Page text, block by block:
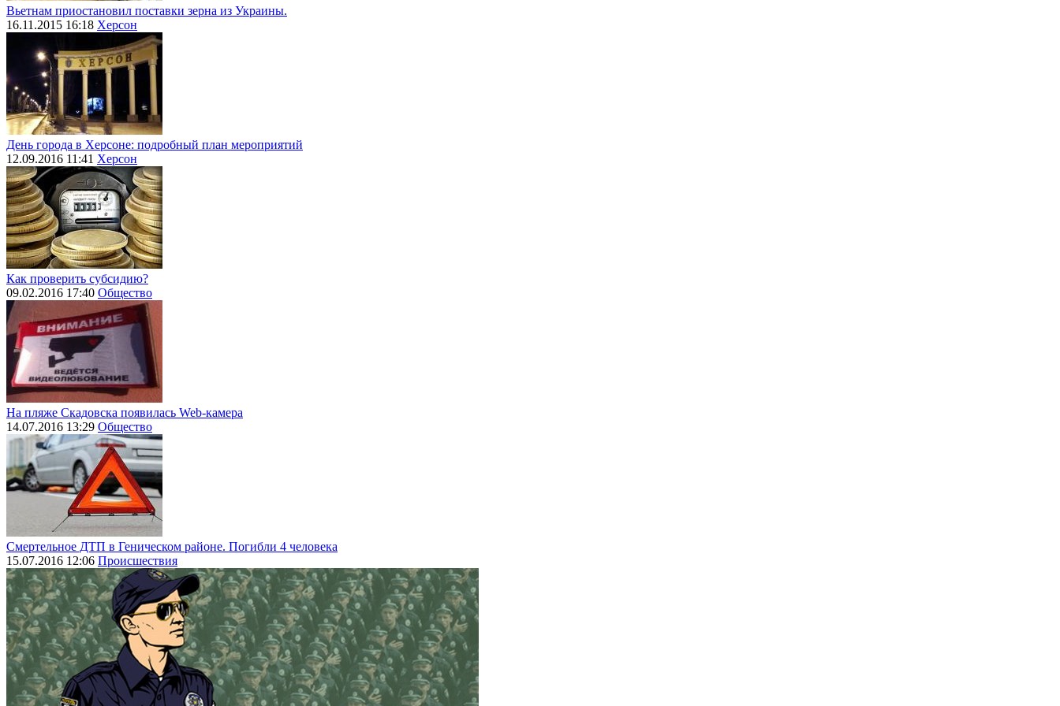
Вьетнам приостановил поставки зерна из Украины.
16.11.2015 16:18 Херсон
День города в Херсоне: подробный план мероприятий
12.09.2016 11:41 Херсон
Как проверить субсидию?
09.02.2016 17:40 Общество
На пляже Скадовска появилась Web-камера
14.07.2016 13:29 Общество
Смертельное ДТП в Геническом районе. Погибли 4 человека
15.07.2016 12:06 Происшествия